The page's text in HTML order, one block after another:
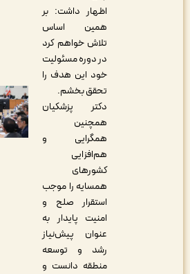
اظهار داشت: بر
همین اساس
تلاش خواهم کرد
در دوره مسئولیت
خود این هدف را
تحقق بخشم.
دکتر پزشکیان
همچنین
همگرایی و
هم‌افزایی
کشورهای
همسایه را موجب
استقرار صلح و
امنیت پایدار به
عنوان پیش‌نیاز
رشد و توسعه
منطقه دانست و